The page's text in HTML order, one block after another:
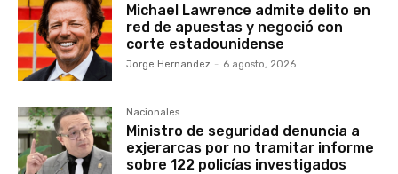
Michael Lawrence admite delito en
red de apuestas y negoció con
corte estadounidense
Jorge Hernandez - 6 agosto, 2026
Nacionales
Ministro de seguridad denuncia a
exjerarcas por no tramitar informe
sobre 122 policías investigados